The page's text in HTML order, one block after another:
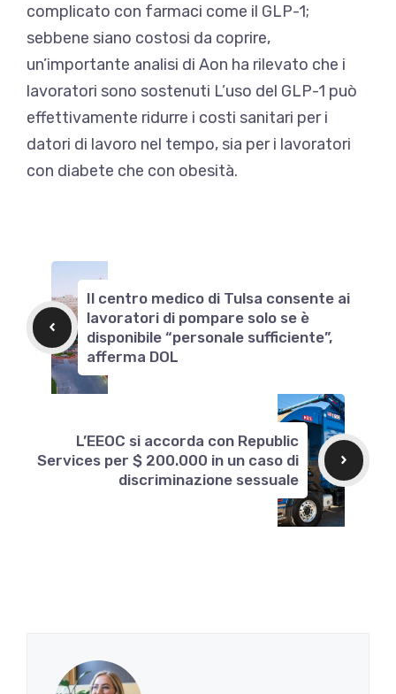
complicato con farmaci come il GLP-1;
sebbene siano costosi da coprire,
un’importante analisi di Aon ha rilevato che i
lavoratori sono sostenuti L’uso del GLP-1 può
effettivamente ridurre i costi sanitari per i
datori di lavoro nel tempo, sia per i lavoratori
con diabete che con obesità.
Il centro medico di Tulsa consente ai
lavoratori di pompare solo se è
disponibile “personale sufficiente”,
afferma DOL
L’EEOC si accorda con Republic
Services per $ 200.000 in un caso di
discriminazione sessuale